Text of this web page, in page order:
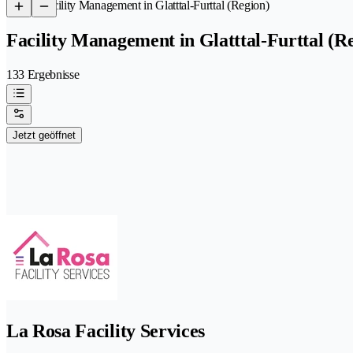
/Facility Management in Glatttal-Furttal (Region)
Facility Management in Glatttal-Furttal
133 Ergebnisse
Jetzt geöffnet
La Rosa Facility Services